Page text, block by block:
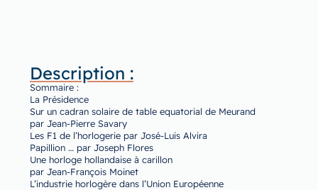
Description :
Sommaire :
La Présidence
Sur un cadran solaire de table equatorial de Meurand
par Jean-Pierre Savary
Les F1 de l’horlogerie par José-Luis Alvira
Papillion … par Joseph Flores
Une horloge hollandaise à carillon
par Jean-François Moinet
L’industrie horlogère dans l’Union Européenne